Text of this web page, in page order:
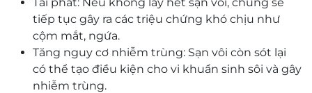
tiếp tục gây ra các triệu chứng khó chịu như
cộm mắt, ngứa.
Tăng nguy cơ nhiễm trùng: Sạn vôi còn sót lại
có thể tạo điều kiện cho vi khuẩn sinh sôi và gây
nhiễm trùng.